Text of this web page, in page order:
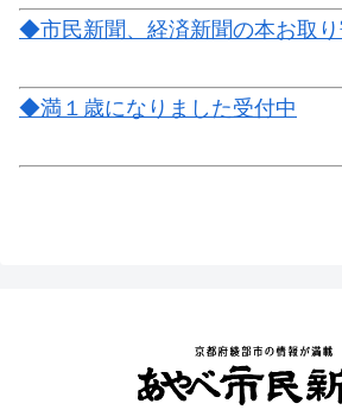
◆市民新聞、経済新聞の本お取り
◆満１歳になりました受付中